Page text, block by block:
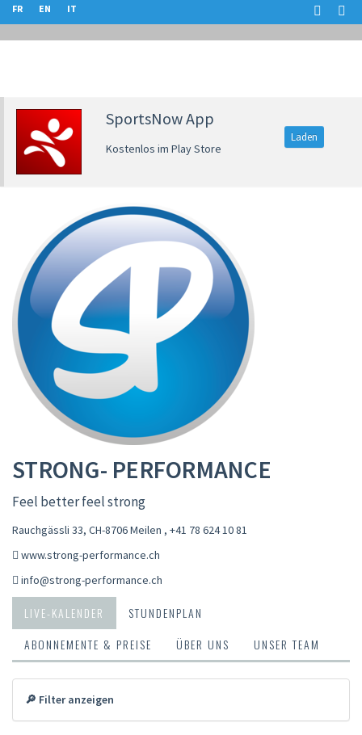
FR EN IT
SportsNow App
Kostenlos im Play Store
Laden
STRONG- PERFORMANCE
Feel better feel strong
Rauchgässli 33, CH-8706 Meilen , +41 78 624 10 81
www.strong-performance.ch
info@strong-performance.ch
LIVE-KALENDER
STUNDENPLAN
ABONNEMENTE & PREISE
ÜBER UNS UNSER TEAM
🔎 Filter anzeigen